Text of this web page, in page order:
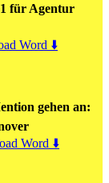
für Agentur
Word ⬇️
gehen an:
Word ⬇️